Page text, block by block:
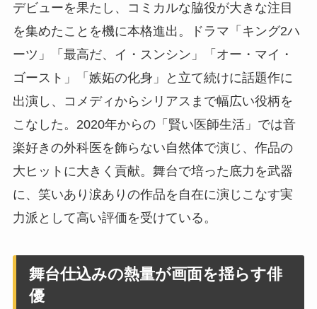
デビューを果たし、コミカルな脇役が大きな注目
を集めたことを機に本格進出。ドラマ「キング2ハ
ーツ」「最高だ、イ・スンシン」「オー・マイ・
ゴースト」「嫉妬の化身」と立て続けに話題作に
出演し、コメディからシリアスまで幅広い役柄を
こなした。2020年からの「賢い医師生活」では音
楽好きの外科医を飾らない自然体で演じ、作品の
大ヒットに大きく貢献。舞台で培った底力を武器
に、笑いあり涙ありの作品を自在に演じこなす実
力派として高い評価を受けている。
舞台仕込みの熱量が画面を揺らす俳
優